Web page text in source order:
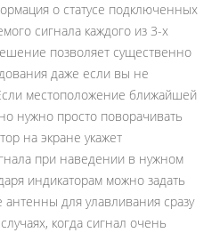
о статусе подключенных
сигнала каждого из 3-х
позволяет существенно
даже если вы не
местоположение ближайшей
нужно просто поворачивать
на экране укажет
при наведении в нужном
индикаторам можно задать
для улавливания сразу
когда сигнал очень